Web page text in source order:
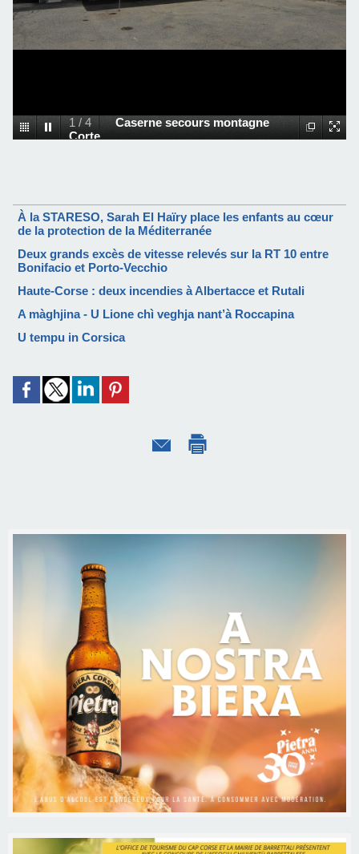
1 /4
Caserne secours montagne
Corte
À la STARESO, Sarah El Haïry place les enfants au cœur
de la protection de la Méditerranée
Deux grands excès de vitesse relevés sur la RT 10 entre
Bonifacio et Porto-Vecchio
Haute-Corse : deux incendies à Albertacce et Rutali
A màghjina - U Lione chì veghja nant’à Roccapina
U tempu in Corsica